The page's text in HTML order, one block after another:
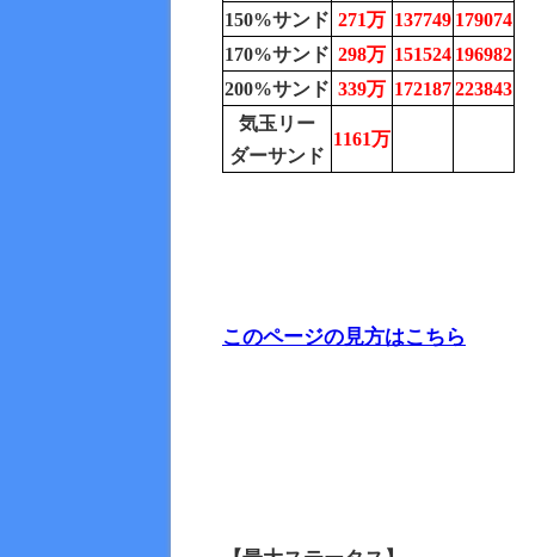
150%サンド 271万 137749 179074
170%サンド 298万 151524 196982
200%サンド 339万 172187223843
気玉リー
ダーサンド
1161万
このページの見方はこちら